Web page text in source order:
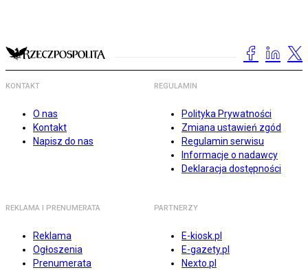
KONTAKT
O nas
Kontakt
Napisz do nas
REGULAMIN
Polityka Prywatności
Zmiana ustawień zgód
Regulamin serwisu
Informacje o nadawcy
Deklaracja dostępności
REKLAMA I PRENUMERATA
Reklama
Ogłoszenia
Prenumerata
PARTNERZY
E-kiosk.pl
E-gazety.pl
Nexto.pl